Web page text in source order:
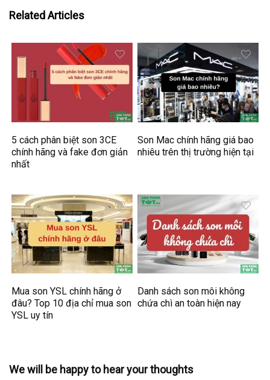
Related Articles
5 cách phân biệt son 3CE
chính hãng và fake đơn giản
nhất
Son Mac chính hãng giá bao
nhiêu trên thị trường hiện tại
Mua son YSL chính hãng ở
đâu? Top 10 địa chỉ mua son
YSL uy tín
Danh sách son môi không
chứa chì an toàn hiện nay
We will be happy to hear your thoughts